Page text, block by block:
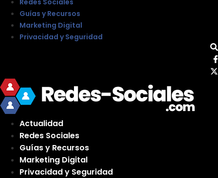
Guías y Recursos
Marketing Digital
Privacidad y Seguridad
Actualidad
Redes Sociales
Guías y Recursos
Marketing Digital
Privacidad y Seguridad